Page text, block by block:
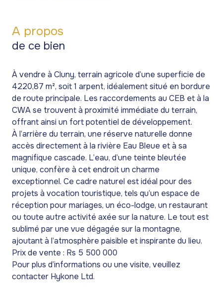
A propos
de ce bien
À vendre à Cluny, terrain agricole d’une superficie de
4220,87 m², soit 1 arpent, idéalement situé en bordure
de route principale. Les raccordements au CEB et à la
CWA se trouvent à proximité immédiate du terrain,
offrant ainsi un fort potentiel de développement.
À l’arrière du terrain, une réserve naturelle donne
accès directement à la rivière Eau Bleue et à sa
magnifique cascade. L’eau, d’une teinte bleutée
unique, confère à cet endroit un charme
exceptionnel. Ce cadre naturel est idéal pour des
projets à vocation touristique, tels qu’un espace de
réception pour mariages, un éco-lodge, un restaurant
ou toute autre activité axée sur la nature. Le tout est
sublimé par une vue dégagée sur la montagne,
ajoutant à l’atmosphère paisible et inspirante du lieu.
Prix de vente : Rs 5 500 000
Pour plus d’informations ou une visite, veuillez
contacter Hykone Ltd.